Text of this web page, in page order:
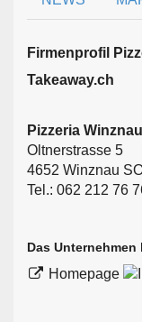
Firmen­profil
Takeaway.ch
Pizzeria Winznau
Oltnerstrasse 5
4652 Winznau
Tel.: 062 212 76
Das
Homepage